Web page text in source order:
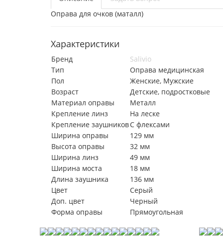
Оправа для очков (маталл)
Характеристики
Бренд
Salivio
Тип
Оправа медицинская
Пол
Женские, Мужские
Возраст
Детские, подростковые
Материал оправы
Металл
Крепление линз
На леске
Крепление заушниковС флексами
Ширина оправы
129 мм
Высота оправы
32 мм
Ширина линз
49 мм
Ширина моста
18 мм
Длина заушника
136 мм
Цвет
Серый
Доп. цвет
Черный
Форма оправы
Прямоугольная